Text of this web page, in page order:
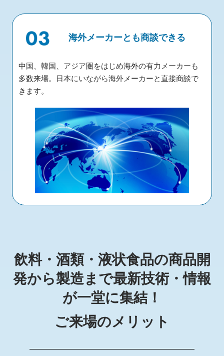
海外メーカーとも商談できる
中国、韓国、アジア圏をはじめ海外の有力メーカーも
多数来場。日本にいながら海外メーカーと直接商談で
きます。
飲料・酒類・液状食品の商品開
発から製造まで最新技術・情報
が一堂に集結！
ご来場のメリット